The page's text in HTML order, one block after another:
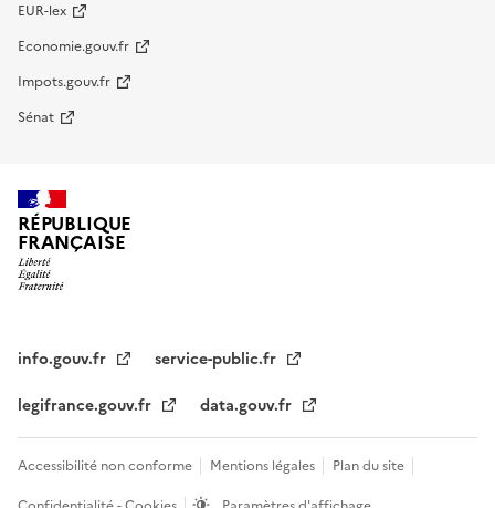
EUR-lex
Economie.gouv.fr
Impots.gouv.fr
Sénat
RÉPUBLIQUE
FRANÇAISE
info.gouv.fr
service-public.fr
legifrance.gouv.fr
data.gouv.fr
Accessibilité non conforme Mentions légales
Plan du site